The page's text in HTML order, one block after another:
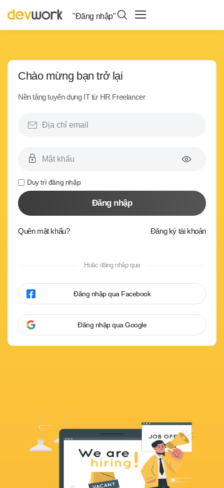
"Đăng nhập"
Chào mừng bạn trở lại
Nền tảng tuyển dụng IT từ HR Freelancer
Duy trì đăng nhập
Đăng nhập
Quên mật khẩu? Đăng ký tài khoản
Hoặc đăng nhập qua
Đăng nhập qua Facebook
Đăng nhập qua Google